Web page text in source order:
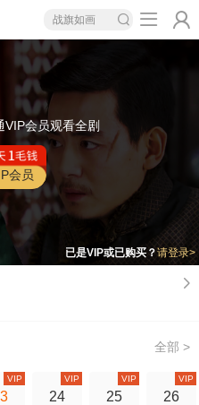
战旗如画
VIP会员观看全剧
会员
已是VIP或已购买？请登录>
全部 >
VIP
24
VIP
25
VIP
26
VIP